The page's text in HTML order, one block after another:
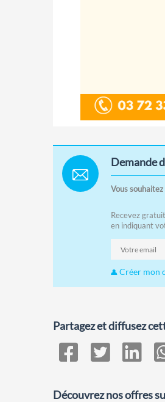
Demande
Vous
Recevez
en indiquant
Créer mon
Partagez et diffusez
Découvrez nos offres